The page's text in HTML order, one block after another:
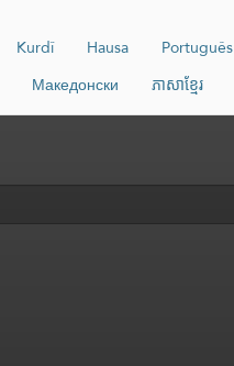
Kurdî Hausa Português
Македонски ភាសាខ្មែរ